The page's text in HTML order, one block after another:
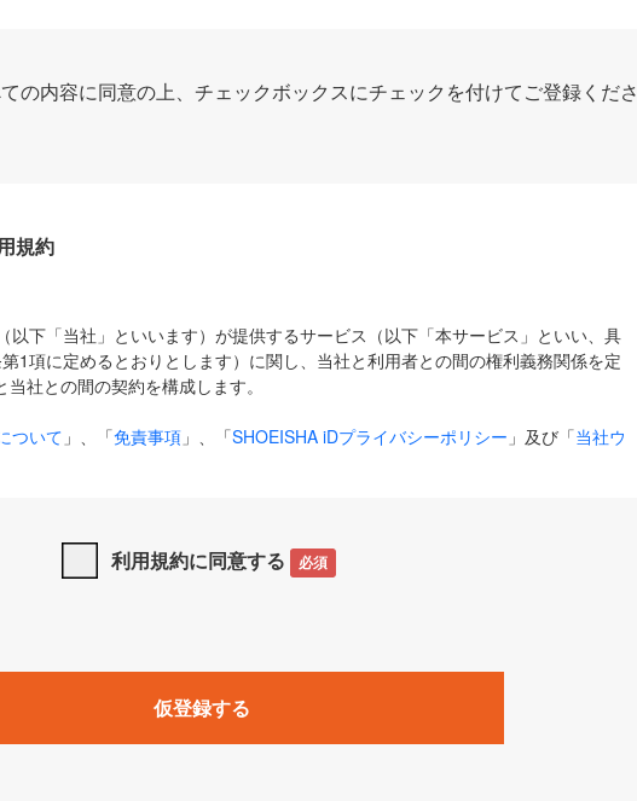
の内容に同意の上、チェックボックスにチェックを付けてご登録くださ
規約
以下「当社」といいます）が提供するサービス（以下「本サービス」といい、具
1項に定めるとおりとします）に関し、当社と利用者との間の権利義務関係を定
社との間の契約を構成します。
ついて 」、「免責事項 」、「SHOEISHA iDプライバシーポリシー 」及び「当社ウ
用されるものとします。
提供する以下のサービス（名称や内容が変更された場合、変更後のサービスを含
関連して当社が実施するイベントやキャンペーンをいいます。
」「MarkeZine」「EnterpriseZine」「ECzine」「Biz/Zine」「HRzine」
利用規約に同意する 必須
仮登録する